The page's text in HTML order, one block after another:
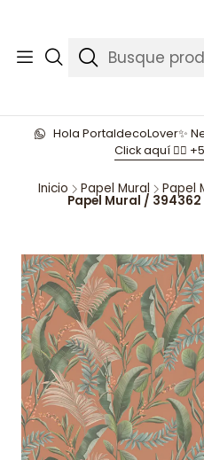
Hola PortaldecoLover✨
Click aquí 👉🏼
Inicio Papel Mural Papel
Papel Mural /